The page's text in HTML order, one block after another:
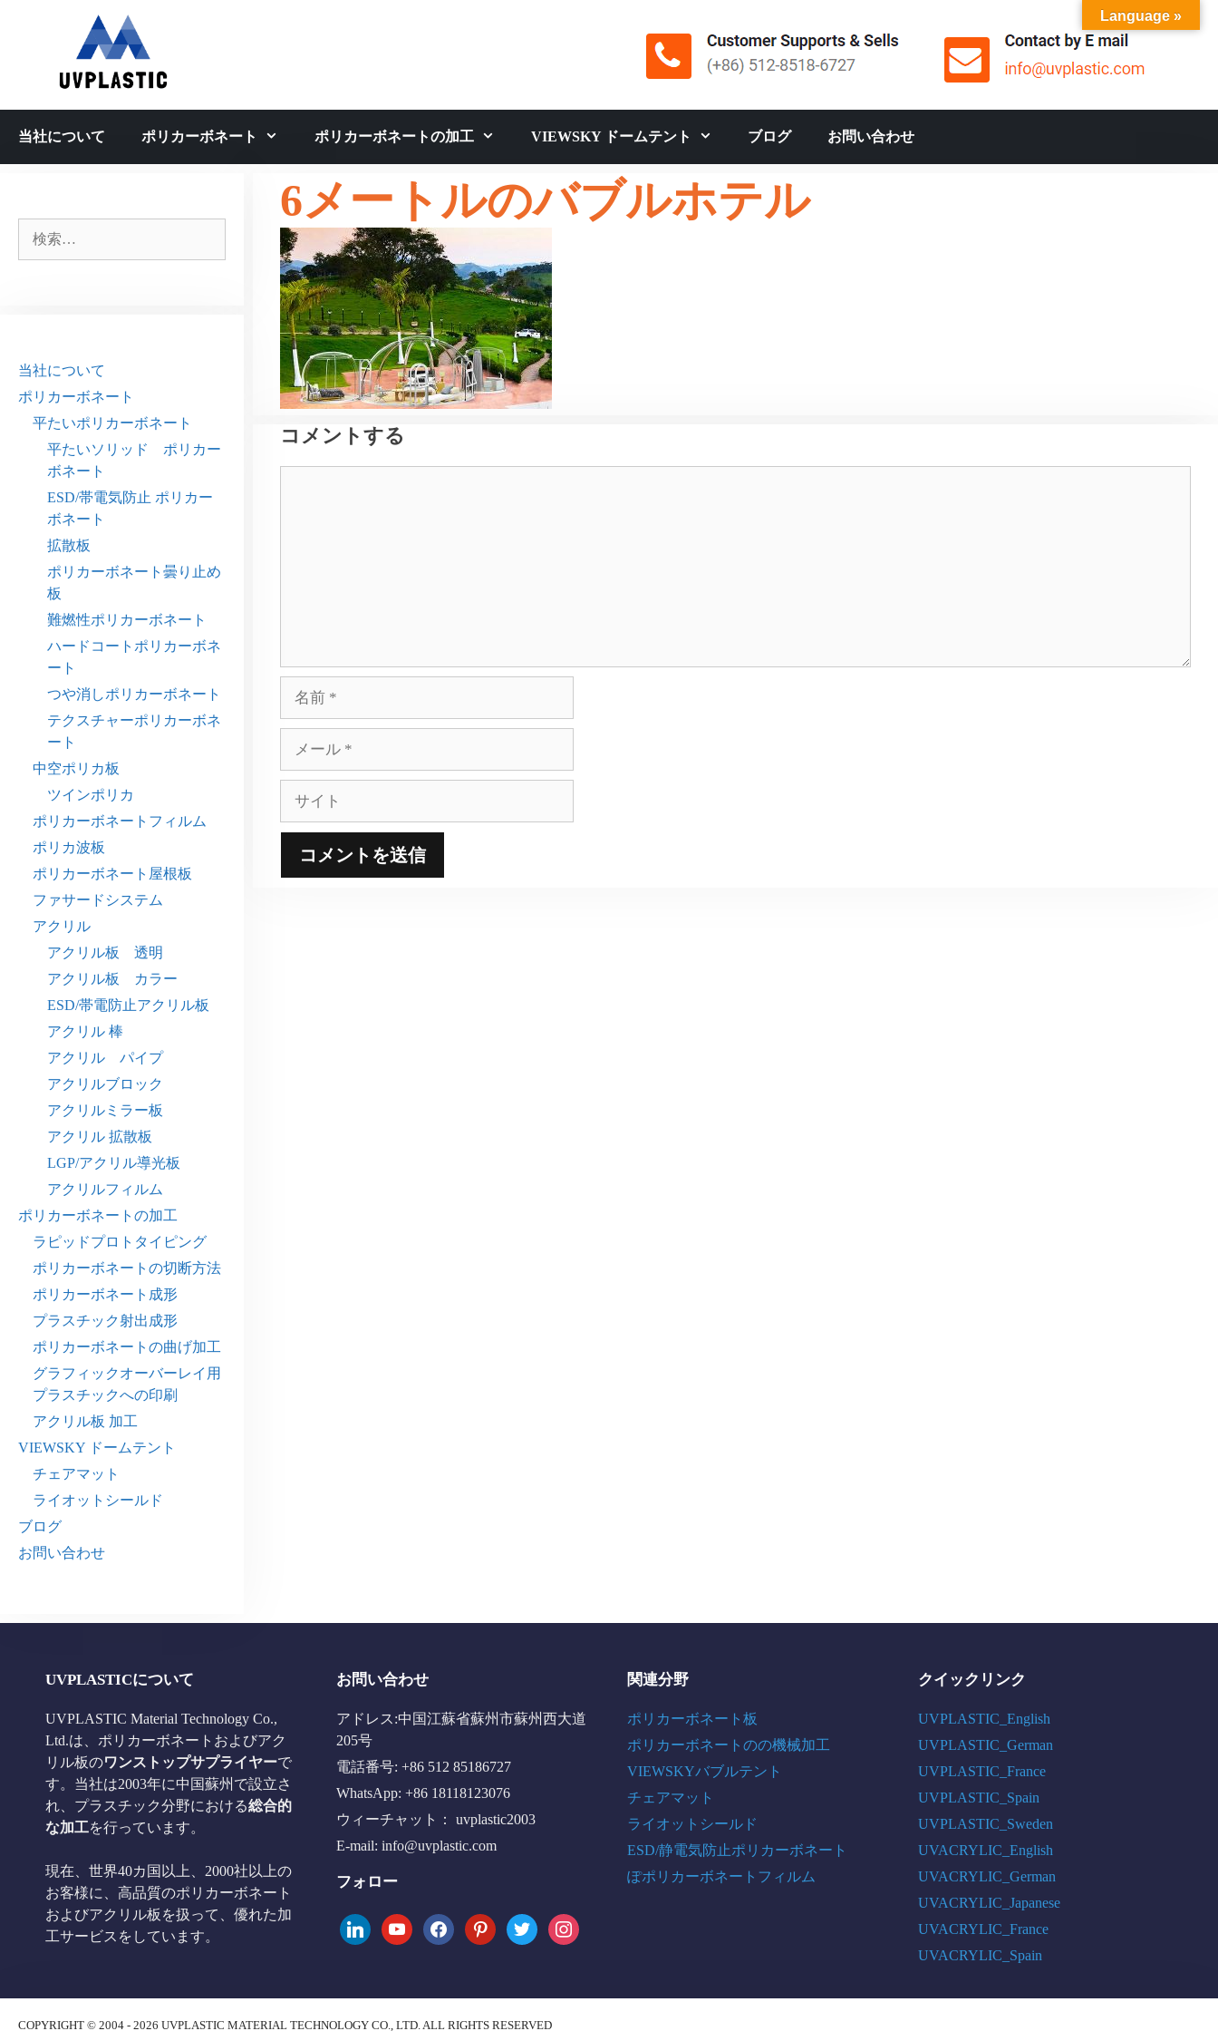
キ
当社について ポリカーボネート ポリカーボネートの加工 VIEWSKY ドームテント ブログ お問い合わせ
6メートルのバブルホテル
コメントする
ル
ト
索:
当社について
ポリカーボネート
平たいポリカーボネート
平たいソリッド ポリカー
ボネート
ESD/帯電気防止 ポリカー
ボネート
拡散板
ポリカーボネート曇り止め
板
難燃性ポリカーボネート
ハードコートポリカーボネ
ート
つや消しポリカーボネート
テクスチャーポリカーボネ
ート
中空ポリカ板
ツインポリカ
ポリカーボネートフィルム
ポリカ波板
ポリカーボネート屋根板
ファサードシステム
アクリル
アクリル板 透明
アクリル板 カラー
ESD/帯電防止アクリル板
アクリル 棒
アクリル パイプ
アクリルブロック
アクリルミラー板
アクリル 拡散板
LGP/アクリル導光板
アクリルフィルム
ポリカーボネートの加工
ラピッドプロトタイピング
ポリカーボネートの切断方法
ポリカーボネート成形
プラスチック射出成形
ポリカーボネートの曲げ加工
グラフィックオーバーレイ用
プラスチックへの印刷
アクリル板 加工
VIEWSKY ドームテント
チェアマット
ライオットシールド
ブログ
お問い合わせ
UVPLASTICについて
UVPLASTIC Material Technology Co.,
Ltd.は、ポリカーボネートおよびアク
リル板のワンストップサプライヤーで
す。当社は2003年に中国蘇州で設立さ
れ、プラスチック分野における総合的
な加工を行っています。
現在、世界40カ国以上、2000社以上の
お客様に、高品質のポリカーボネート
およびアクリル板を扱って、優れた加
工サービスをしています。
お問い合わせ
アドレス:中国江蘇省蘇州市蘇州西大道
205号
電話番号: +86 512 85186727
WhatsApp: +86 18118123076
ウィーチャット： uvplastic2003
E-mail: info@uvplastic.com
フォロー
linkedinyoutubefacebookpinteresttwitter instagram
関連分野
ポリカーボネート板
ポリカーボネートのの機械加工
VIEWSKYバブルテント
チェアマット
ライオットシールド
ESD/静電気防止ポリカーボネート
ぽポリカーボネートフィルム
クイックリンク
UVPLASTIC_English
UVPLASTIC_German
UVPLASTIC_France
UVPLASTIC_Spain
UVPLASTIC_Sweden
UVACRYLIC_English
UVACRYLIC_German
UVACRYLIC_Japanese
UVACRYLIC_France
UVACRYLIC_Spain
COPYRIGHT © 2004 - 2026 UVPLASTIC MATERIAL TECHNOLOGY CO., LTD. ALL RIGHTS RESERVED
Language »